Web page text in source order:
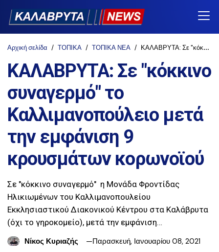
Αρχική σελίδα ΤΟΠΙΚΑ ΤΟΠΙΚΑ ΝΕΑ ΚΑΛΑΒΡΥΤΑ: Σε "κόκκινο συναγερμό" το Καλλιμανοπούλειο μετά την εμφάνιση 9 κρουσμάτων κορωνοϊού
ΚΑΛΑΒΡΥΤΑ: Σε "κόκκινο
συναγερμό" το
Καλλιμανοπούλειο μετά
την εμφάνιση 9
κρουσμάτων κορωνοϊού
Σε "κόκκινο συναγερμό" η Μονάδα Φροντίδας
Ηλικιωμένων του Καλλιμανοπουλείου
Εκκλησιαστικού Διακονικού Κέντρου στα Καλάβρυτα
(όχι το γηροκομείο), μετά την εμφάνιση…
Νίκος Κυριαζής
Παρασκευή, Ιανουαρίου 08, 2021